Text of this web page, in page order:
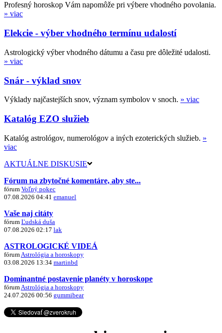
Profesný horoskop Vám napomôže pri výbere vhodného povolania.
» viac
Elekcie - výber vhodného termínu udalostí
Astrologický výber vhodného dátumu a času pre dôležité udalosti.
» viac
Snár - výklad snov
Výklady najčastejších snov, význam symbolov v snoch. » viac
Katalóg EZO služieb
Katalóg astrológov, numerológov a iných ezoterických služieb. »
viac
AKTUÁLNE DISKUSIE
Fórum na zbytočné komentáre, aby ste...
fórum Voľný pokec
07.08.2026 04:41 emanuel
Vaše naj citáty
fórum Ľudská duša
07.08.2026 02:17 lak
ASTROLOGICKÉ VIDEÁ
fórum Astrológia a horoskopy
03.08.2026 13:34 martinbd
Dominantné postavenie planéty v horoskope
fórum Astrológia a horoskopy
24.07.2026 00:56 gummibear